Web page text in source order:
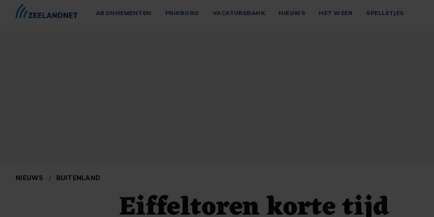
ABONNEMENTEN PRIKBORD VACATUREBANK NIEUWS HET WEER SPELLETJES
NIEUWS / BUITENLAND